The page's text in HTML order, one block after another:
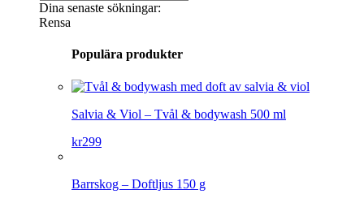
Dina senaste sökningar:
Rensa
Populära produkter
Salvia & Viol – Tvål & bodywash 500 ml
kr299
Barrskog – Doftljus 150 g